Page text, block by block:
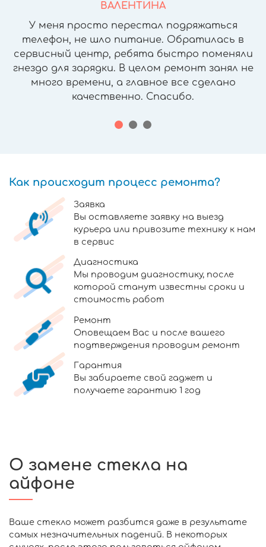
ВАЛЕНТИНА
У меня просто перестал подряжаться
телефон, не шло питание. Обратилась в
сервисный центр, ребята быстро поменяли
гнездо для зарядки. В целом ремонт занял не
много времени, а главное все сделано
качественно. Спасибо.
Как происходит процесс ремонта?
Заявка
Вы оставляете заявку на выезд
курьера или привозите технику к нам
в сервис
Диагностика
Мы проводим диагностику, после
которой станут известны сроки и
стоимость работ
Ремонт
Оповещаем Вас и после вашего
подтверждения проводим ремонт
Гарантия
Вы забираете свой гаджет и
получаете гарантию 1 год
О замене стекла на
айфоне
Ваше стекло может разбится даже в результате
самых незначительных падений. В некоторых